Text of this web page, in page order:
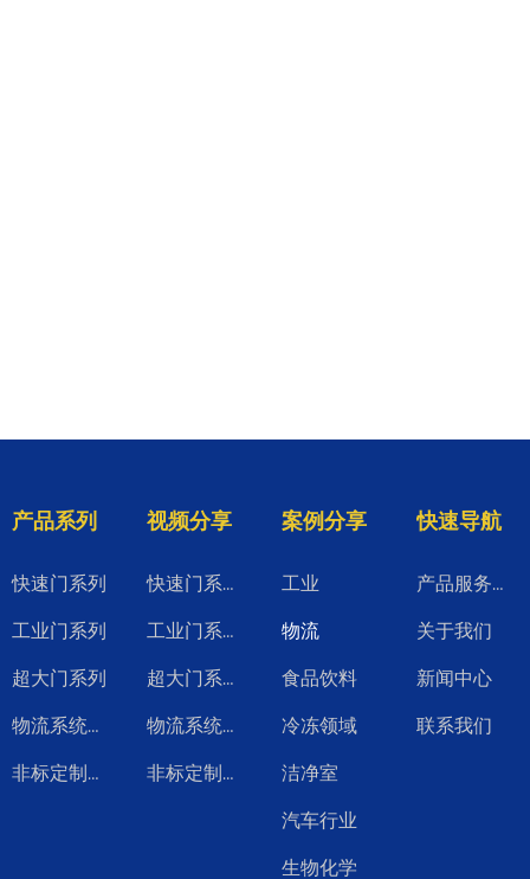
产品系列
快速门系列
工业门系列
超大门系列
物流系统产品
非标定制系列
视频分享
快速门系列视频
工业门系列视频
超大门系列视频
物流系统系列视频
非标定制系列视频
快速导航
产品服务升级
关于我们
新闻中心
联系我们
案例分享
工业
物流
食品饮料
冷冻领域
洁净室
汽车行业
生物化学